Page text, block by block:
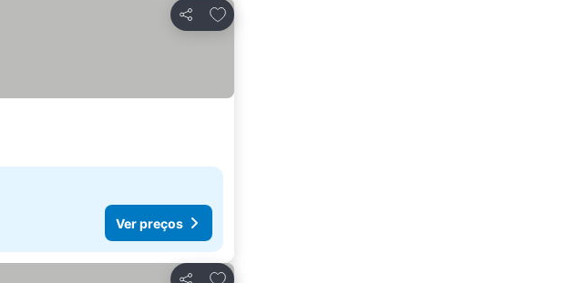
Partilhar
Adicionar aos favoritos
Ver preços
Adicionar aos favoritos